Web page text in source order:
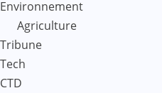
Environnement
Agriculture
Tribune
Tech
CTD